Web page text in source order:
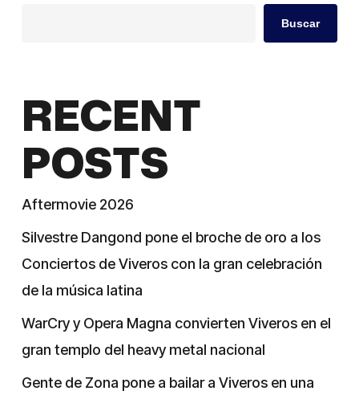
Buscar
RECENT
POSTS
Aftermovie 2026
Silvestre Dangond pone el broche de oro a los
Conciertos de Viveros con la gran celebración
de la música latina
WarCry y Opera Magna convierten Viveros en el
gran templo del heavy metal nacional
Gente de Zona pone a bailar a Viveros en una